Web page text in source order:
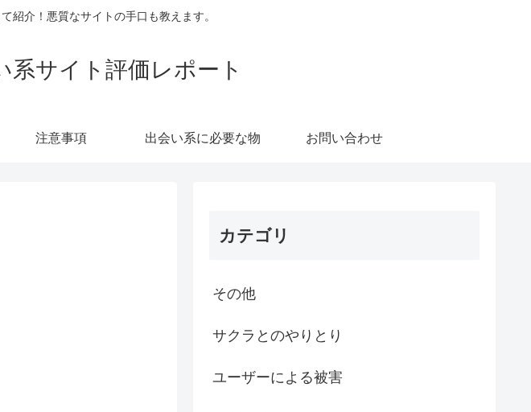
紹介！悪質なサイトの手口も教えます。
系サイト評価レポート
注意事項 出会い系に必要な物 お問い合わせ
カテゴリ
その他
サクラとのやりとり
ユーザーによる被害